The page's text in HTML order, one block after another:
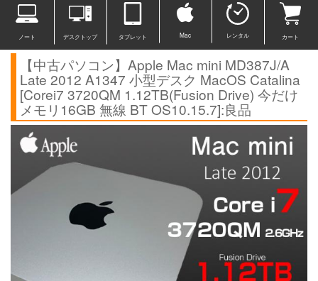
ノート デスクトップ タブレット Mac レンタル カート
【中古パソコン】Apple Mac mini MD387J/A
Late 2012 A1347 小型デスク MacOS Catalina
[Corei7 3720QM 1.12TB(Fusion Drive) 今だけ
メモリ16GB 無線 BT OS10.15.7]:良品